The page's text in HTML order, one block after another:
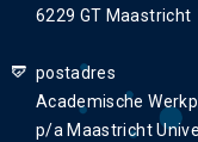
6229 GT Maastricht
postadres
Academische
p/a Maastricht